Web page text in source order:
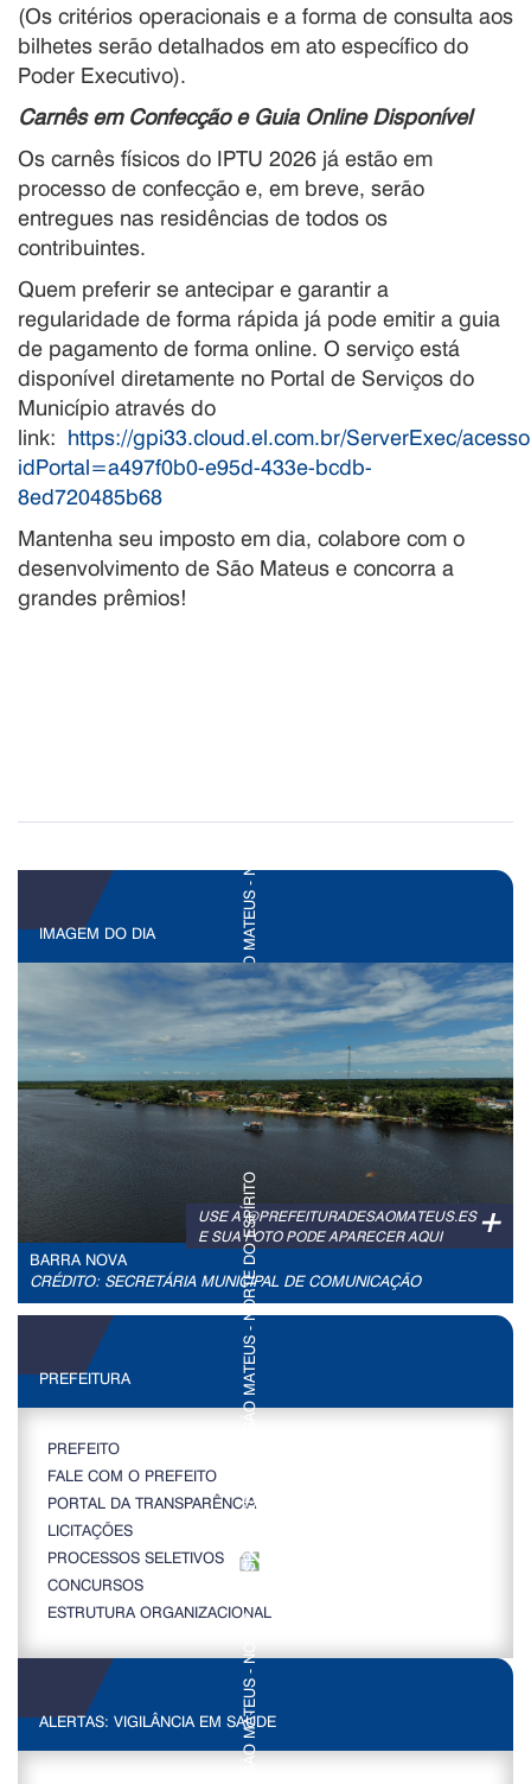
(Os critérios operacionais e a forma de consulta aos
bilhetes serão detalhados em ato específico do
Poder Executivo).
Carnês em Confecção e Guia Online Disponível
Os carnês físicos do IPTU 2026 já estão em
processo de confecção e, em breve, serão
entregues nas residências de todos os
contribuintes.
Quem preferir se antecipar e garantir a
regularidade de forma rápida já pode emitir a guia
de pagamento de forma online. O serviço está
disponível diretamente no Portal de Serviços do
Município através do
link: https://gpi33.cloud.el.com.br/ServerExec/
idPortal=a497f0b0-e95d-433e-bcdb-
8ed720485b68
Mantenha seu imposto em dia, colabore com o
desenvolvimento de São Mateus e concorra a
grandes prêmios!
IMAGEM DO DIA
+
USE A @PREFEITURADESAOMATEUS.ES
E SUA FOTO PODE APARECER AQUI
BARRA NOVA
CRÉDITO: SECRETÁRIA MUNICIPAL DE COMUNICAÇÃO
PREFEITURA
PREFEITO
FALE COM O PREFEITO
PORTAL DA TRANSPARÊNCIA
LICITAÇÕES
PROCESSOS SELETIVOS
CONCURSOS
ESTRUTURA ORGANIZACIONAL
ALERTAS: VIGILÂNCIA EM SAÚDE